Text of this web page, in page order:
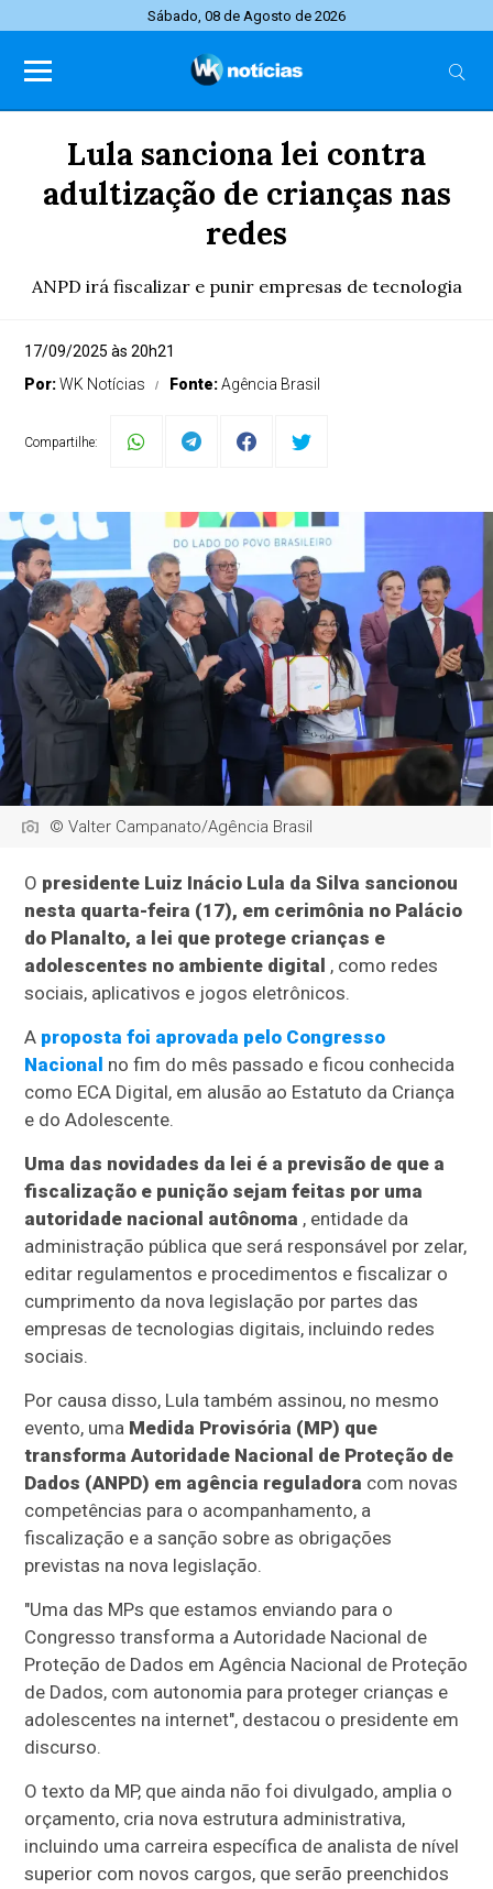
Sábado, 08 de Agosto de 2026
Lula sanciona lei contra
adultização de crianças nas
redes
ANPD irá fiscalizar e punir empresas de tecnologia
17/09/2025 às 20h21
Por:WK Notícias Fonte:Agência Brasil
Compartilhe:
© Valter Campanato/Agência Brasil
O presidente Luiz Inácio Lula da Silva sancionou
nesta quarta-feira (17), em cerimônia no Palácio
do Planalto, a lei que protege crianças e
adolescentes no ambiente digital , como redes
sociais, aplicativos e jogos eletrônicos.
A proposta foi aprovada pelo Congresso
Nacional no fim do mês passado e ficou conhecida
como ECA Digital, em alusão ao Estatuto da Criança
e do Adolescente.
Uma das novidades da lei é a previsão de que a
fiscalização e punição sejam feitas por uma
autoridade nacional autônoma , entidade da
administração pública que será responsável por zelar,
editar regulamentos e procedimentos e fiscalizar o
cumprimento da nova legislação por partes das
empresas de tecnologias digitais, incluindo redes
sociais.
Por causa disso, Lula também assinou, no mesmo
evento, uma Medida Provisória (MP) que
transforma Autoridade Nacional de Proteção de
Dados (ANPD) em agência reguladora com novas
competências para o acompanhamento, a
fiscalização e a sanção sobre as obrigações
previstas na nova legislação.
"Uma das MPs que estamos enviando para o
Congresso transforma a Autoridade Nacional de
Proteção de Dados em Agência Nacional de Proteção
de Dados, com autonomia para proteger crianças e
adolescentes na internet", destacou o presidente em
discurso.
O texto da MP, que ainda não foi divulgado, amplia o
orçamento, cria nova estrutura administrativa,
incluindo uma carreira específica de analista de nível
superior com novos cargos, que serão preenchidos